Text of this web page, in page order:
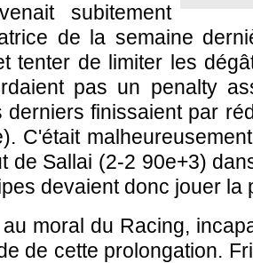
subitement
de la semaine
tenter de limiter les
pas un penalty
derniers finissaient par
C'était
de Sallai (2-2 90e+3)
devaient donc jouer la
moral du Racing,
de cette prolongation.